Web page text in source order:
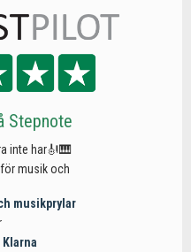
Stepnote
inte har🎻🎹
musik och
musikprylar
Klarna